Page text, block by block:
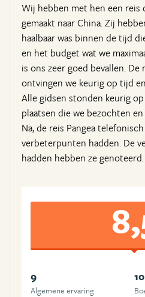
Wij hebben met hen een reis
gemaakt naar China. Zij
haalbaar was binnen de tijd
en het budget wat we
is ons zeer goed bevallen. De
ontvingen we keurig op tijd
Alle gidsen stonden keurig
plaatsen die we bezochten
Na, de reis Pangea
verbeterpunten hadden. De
hadden hebben ze
9
Algemene ervaring
10